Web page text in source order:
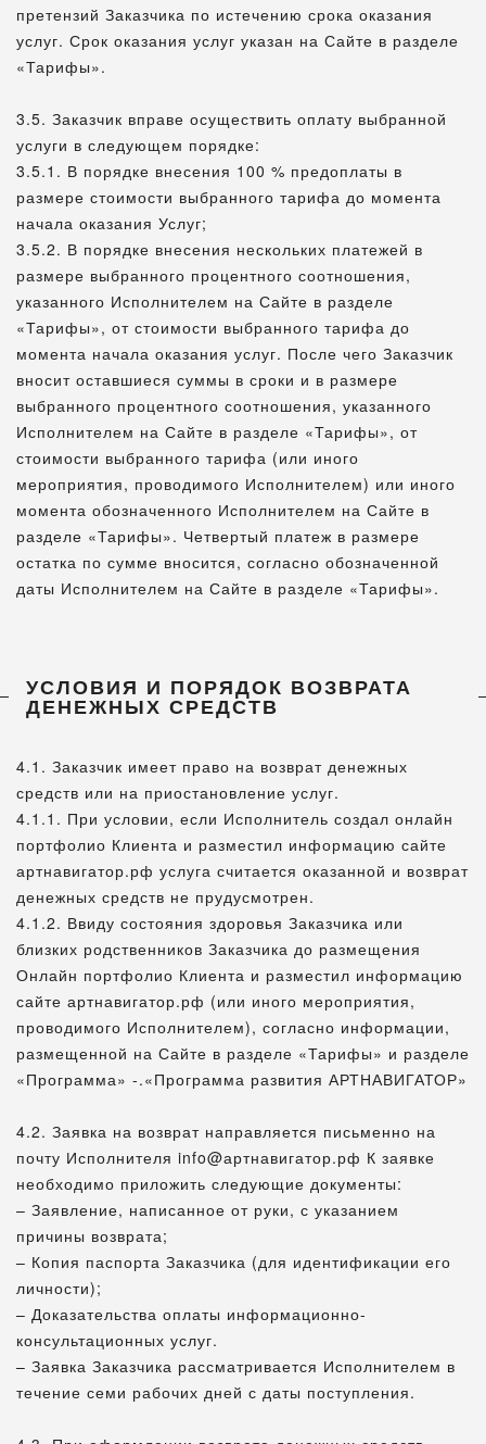
претензий Заказчика по истечению срока оказания
услуг. Срок оказания услуг указан на Сайте в разделе
«Тарифы».
3.5. Заказчик вправе осуществить оплату выбранной
услуги в следующем порядке:
3.5.1. В порядке внесения 100 % предоплаты в
размере стоимости выбранного тарифа до момента
начала оказания Услуг;
3.5.2. В порядке внесения нескольких платежей в
размере выбранного процентного соотношения,
указанного Исполнителем на Сайте в разделе
«Тарифы», от стоимости выбранного тарифа до
момента начала оказания услуг. После чего Заказчик
вносит оставшиеся суммы в сроки и в размере
выбранного процентного соотношения, указанного
Исполнителем на Сайте в разделе «Тарифы», от
стоимости выбранного тарифа (или иного
мероприятия, проводимого Исполнителем) или иного
момента обозначенного Исполнителем на Сайте в
разделе «Тарифы». Четвертый платеж в размере
остатка по сумме вносится, согласно обозначенной
даты Исполнителем на Сайте в разделе «Тарифы».
УСЛОВИЯ И ПОРЯДОК ВОЗВРАТА
ДЕНЕЖНЫХ СРЕДСТВ
4.1. Заказчик имеет право на возврат денежных
средств или на приостановление услуг.
4.1.1. При условии, если Исполнитель создал онлайн
портфолио Клиента и разместил информацию сайте
артнавигатор.рф услуга считается оказанной и возврат
денежных средств не прудусмотрен.
4.1.2. Ввиду состояния здоровья Заказчика или
близких родственников Заказчика до размещения
Онлайн портфолио Клиента и разместил информацию
сайте артнавигатор.рф (или иного мероприятия,
проводимого Исполнителем), согласно информации,
размещенной на Сайте в разделе «Тарифы» и разделе
«Программа» -.«Программа развития АРТНАВИГАТОР»
4.2. Заявка на возврат направляется письменно на
почту Исполнителя info@артнавигатор.рф К заявке
необходимо приложить следующие документы:
– Заявление, написанное от руки, с указанием
причины возврата;
– Копия паспорта Заказчика (для идентификации его
личности);
– Доказательства оплаты информационно-
консультационных услуг.
– Заявка Заказчика рассматривается Исполнителем в
течение семи рабочих дней с даты поступления.